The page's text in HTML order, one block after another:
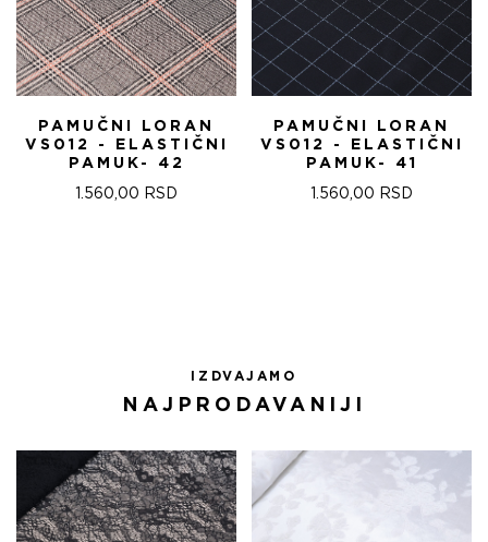
PAMUČNI LORAN
VS012 - ELASTIČNI
PAMUK- 42
1.560,00 RSD
PAMUČNI LORAN
VS012 - ELASTIČNI
PAMUK- 41
1.560,00 RSD
IZDVAJAMO
NAJPRODAVANIJI